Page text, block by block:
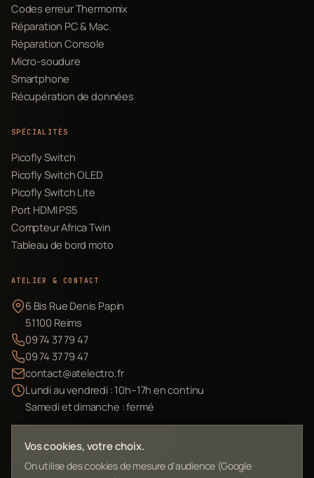
Codes erreur Thermomix
Réparation PC & Mac
Réparation Console
Micro-soudure
Smartphone
Récupération de données
SPÉCIALITÉS
Picofly Switch
Picofly Switch OLED
Picofly Switch Lite
Port HDMI PS5
Compteur Africa Twin
Tableau de bord moto
ATELIER & CONTACT
6 Bis Rue Denis Papin
51100 Reims
09 74 37 79 47
09 74 37 79 47
contact@atelectro.fr
Lundi au vendredi : 10h–17h en continu
Samedi et dimanche : fermé
Envoyer mon matériel
Vos cookies, votre choix.
On utilise des cookies de mesure d'audience (Google